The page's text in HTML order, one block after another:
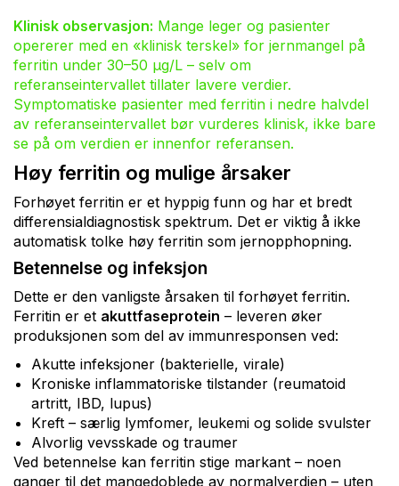
Klinisk observasjon: Mange leger og pasienter
opererer med en «klinisk terskel» for jernmangel på
ferritin under 30–50 µg/L – selv om
referanseintervallet tillater lavere verdier.
Symptomatiske pasienter med ferritin i nedre halvdel
av referanseintervallet bør vurderes klinisk, ikke bare
se på om verdien er innenfor referansen.
Høy ferritin og mulige årsaker
Forhøyet ferritin er et hyppig funn og har et bredt
differensialdiagnostisk spektrum. Det er viktig å ikke
automatisk tolke høy ferritin som jernopphopning.
Betennelse og infeksjon
Dette er den vanligste årsaken til forhøyet ferritin.
Ferritin er et akuttfaseprotein – leveren øker
produksjonen som del av immunresponsen ved:
Akutte infeksjoner (bakterielle, virale)
Kroniske inflammatoriske tilstander (reumatoid
artritt, IBD, lupus)
Kreft – særlig lymfomer, leukemi og solide svulster
Alvorlig vevsskade og traumer
Ved betennelse kan ferritin stige markant – noen
ganger til det mangedoblede av normalverdien – uten